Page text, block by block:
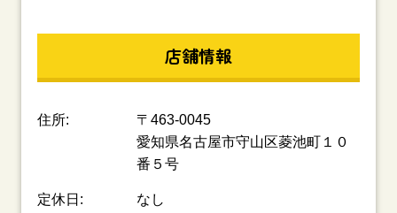
店舗情報
住所:
〒463-0045
愛知県名古屋市守山区菱池町１０
番５号
定休日: なし